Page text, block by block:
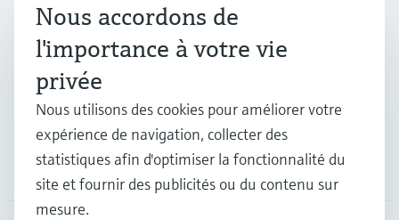
Industries
Support
Société
Nous accordons de
l'importance à votre vie
privée
Nous utilisons des cookies pour améliorer votre
expérience de navigation, collecter des
statistiques afin d'optimiser la fonctionnalité du
site et fournir des publicités ou du contenu sur
mesure.